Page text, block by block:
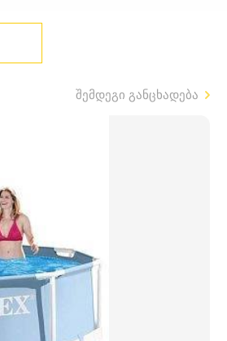
შემდეგი განცხადება